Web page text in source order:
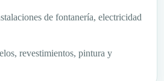
de fontanería, electricidad
revestimientos, pintura y